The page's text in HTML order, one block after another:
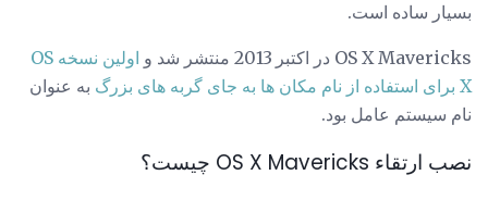
بسیار ساده است.
OS X Mavericks در اکتبر 2013 منتشر شد و
اولین نسخه OS
X برای استفاده از نام مکان ها به جای گربه های بزرگ
به عنوان
نام سیستم عامل بود.
نصب ارتقاء OS X Mavericks چیست؟